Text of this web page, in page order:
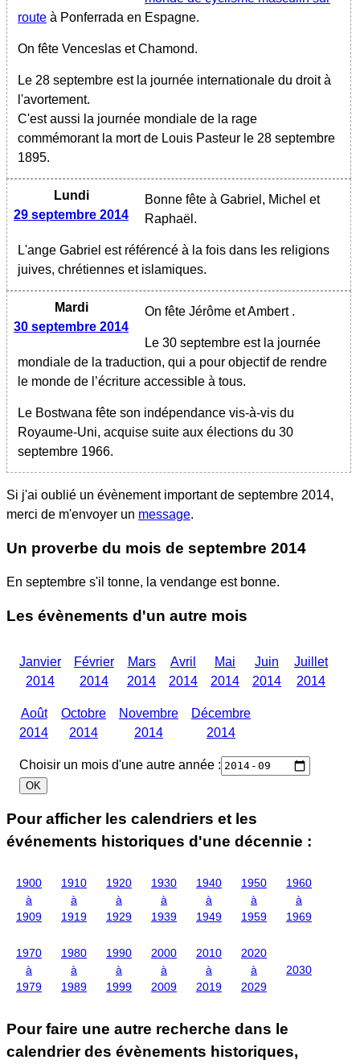
route à Ponferrada en Espagne.
On fête Venceslas et Chamond.
Le 28 septembre est la journée internationale du droit à
l'avortement.
C'est aussi la journée mondiale de la rage
commémorant la mort de Louis Pasteur le 28 septembre
1895.
Lundi
29 septembre 2014
Bonne fête à Gabriel, Michel et
Raphaël.
L'ange Gabriel est référencé à la fois dans les religions
juives, chrétiennes et islamiques.
Mardi
30 septembre 2014
On fête Jérôme et Ambert .
Le 30 septembre est la journée
mondiale de la traduction, qui a pour objectif de rendre
le monde de l’écriture accessible à tous.
Le Bostwana fête son indépendance vis-à-vis du
Royaume-Uni, acquise suite aux élections du 30
septembre 1966.
Si j'ai oublié un évènement importantde septembre 2014,
merci de m'envoyer un message.
Un proverbe du mois de septembre 2014
En septembre s'il tonne, la vendange est bonne.
Les évènements d'un autre mois
Janvier
2014
Février
2014
Mars
2014
Avril
2014
Mai
2014
Juin
2014
Juillet
2014
Août
2014
Octobre
2014
Novembre
2014
Décembre
2014
Choisir un mois d'une autre année :
Pour afficher les calendriers et les
événements historiques d'une décennie :
1900
à
1909
1910
à
1919
1920
à
1929
1930
à
1939
1940
à
1949
1950
à
1959
1960
à
1969
1970
à
1979
1980
à
1989
1990
à
1999
2000
à
2009
2010
à
2019
2020
à
2029
2030
Pour faire une autre recherche dans le
calendrier des évènements historiques,